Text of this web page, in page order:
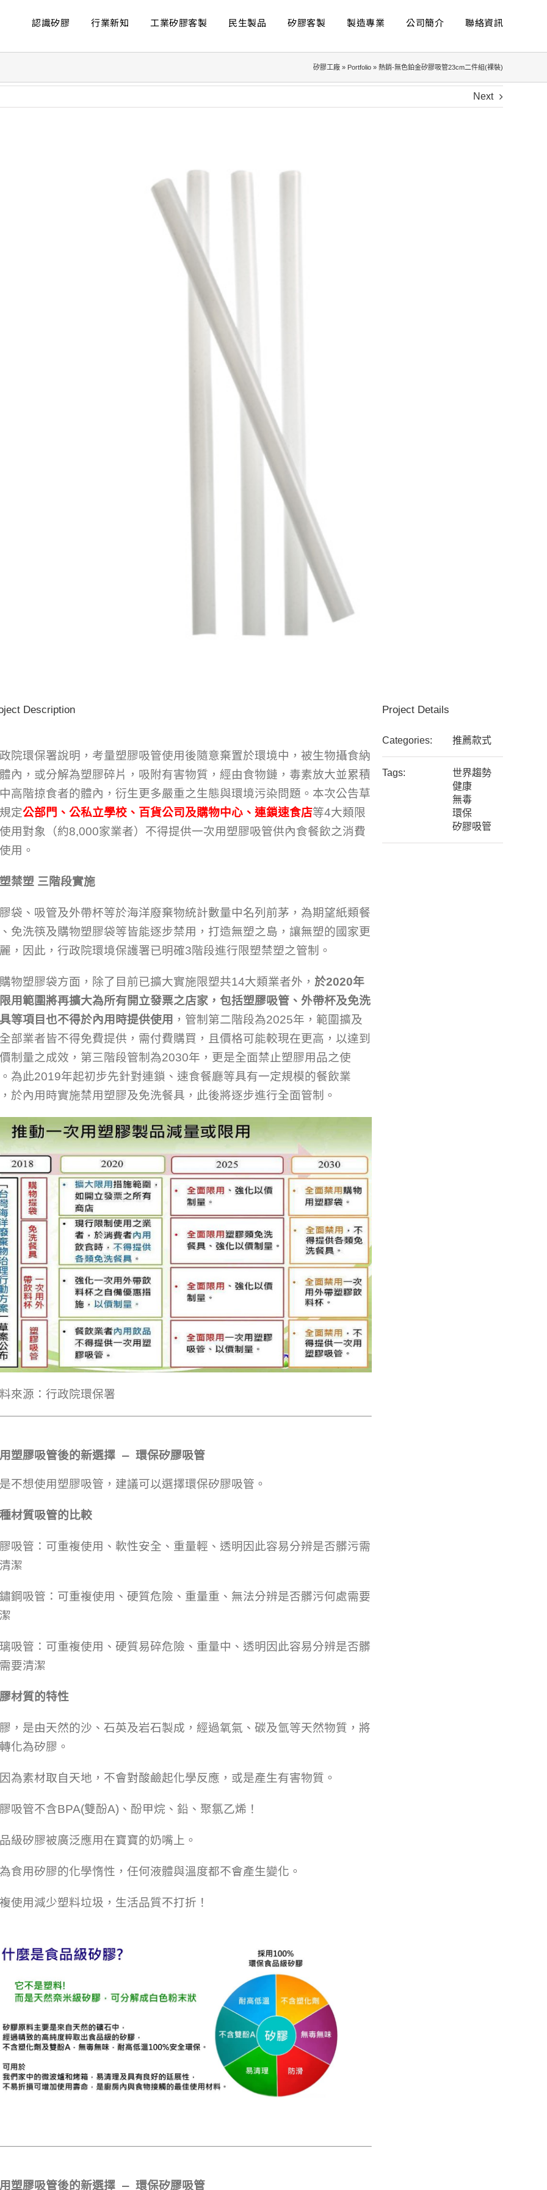
認識矽膠 行業新知 工業矽膠客製 民生製品 矽膠客製 製造專業 公司簡介 聯絡資訊
矽膠工廠 » Portfolio » 熱銷-無色鉑金矽膠吸管23cm二件組(裸裝)
Next
Description
院環保署說明，考量塑膠吸管使用後隨意棄置於環境中，被生物攝食納
內，或分解為塑膠碎片，吸附有害物質，經由食物鏈，毒素放大並累積
高階掠食者的體內，衍生更多嚴重之生態與環境污染問題。本次公告草
定公部門、公私立學校、百貨公司及購物中心、連鎖速食店等4大類限
用對象（約8,000家業者）不得提供一次用塑膠吸管供內食餐飲之消費
用。
禁塑 三階段實施
袋、吸管及外帶杯等於海洋廢棄物統計數量中名列前茅，為期望紙類餐
免洗筷及購物塑膠袋等皆能逐步禁用，打造無塑之島，讓無塑的國家更
，因此，行政院環境保護署已明確3階段進行限塑禁塑之管制。
物塑膠袋方面，除了目前已擴大實施限塑共14大類業者外， 於2020年
用範圍將再擴大為所有開立發票之店家，包括塑膠吸管、外帶杯及免洗
等項目也不得於內用時提供使用 ，管制第二階段為2025年，範圍擴及
部業者皆不得免費提供，需付費購買，且價格可能較現在更高，以達到
制量之成效，第三階段管制為2030年，更是全面禁止塑膠用品之使
為此2019年起初步先針對連鎖、速食餐廳等具有一定規模的餐飲業
於內用時實施禁用塑膠及免洗餐具，此後將逐步進行全面管制。
來源：行政院環保署
塑膠吸管後的新選擇 — 環保矽膠吸管
不想使用塑膠吸管，建議可以選擇環保矽膠吸管。
材質吸管的比較
吸管：可重複使用、軟性安全、重量輕、透明因此容易分辨是否髒污需
潔
鋼吸管：可重複使用、硬質危險、重量重、無法分辨是否髒污何處需要
吸管：可重複使用、硬質易碎危險、重量中、透明因此容易分辨是否髒
要清潔
材質的特性
，是由天然的沙、石英及岩石製成，經過氧氣、碳及氫等天然物質，將
化為矽膠。
為素材取自天地，不會對酸鹼起化學反應，或是產生有害物質。
吸管不含BPA(雙酚A)、酚甲烷、鉛、聚氯乙烯！
級矽膠被廣泛應用在寶寶的奶嘴上。
食用矽膠的化學惰性，任何液體與溫度都不會產生變化。
使用減少塑料垃圾，生活品質不打折！
塑膠吸管後的新選擇 — 環保矽膠吸管
Project Details
Categories: 推薦款式
Tags:
世界趨勢
健康
無毒
環保
矽膠吸管